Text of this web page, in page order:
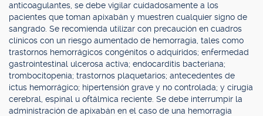
anticoagulantes, se debe vigilar cuidadosamente a los
pacientes que toman apixabán y muestren cualquier signo de
sangrado. Se recomienda utilizar con precaución en cuadros
clínicos con un riesgo aumentado de hemorragia, tales como
trastornos hemorrágicos congénitos o adquiridos; enfermedad
gastrointestinal ulcerosa activa; endocarditis bacteriana;
trombocitopenia; trastornos plaquetarios; antecedentes de
ictus hemorrágico; hipertensión grave y no controlada; y cirugía
cerebral, espinal u oftálmica reciente. Se debe interrumpir la
administración de apixabán en el caso de una hemorragia